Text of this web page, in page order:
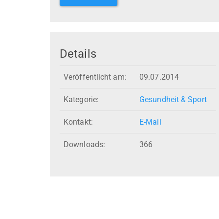
Details
Veröffentlicht am: 09.07.2014
Kategorie: Gesundheit & Sport
Kontakt: E-Mail
Downloads: 366